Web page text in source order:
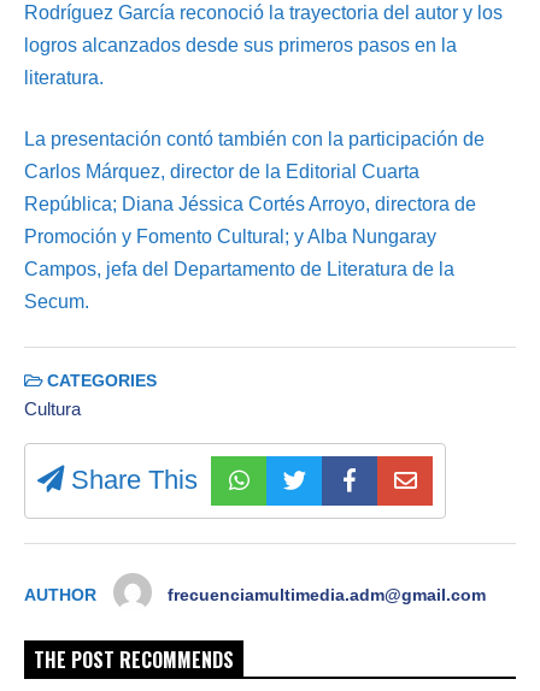
Rodríguez García reconoció la trayectoria del autor y los
logros alcanzados desde sus primeros pasos en la
literatura.
La presentación contó también con la participación de
Carlos Márquez, director de la Editorial Cuarta
República; Diana Jéssica Cortés Arroyo, directora de
Promoción y Fomento Cultural; y Alba Nungaray
Campos, jefa del Departamento de Literatura de la
Secum.
CATEGORIES
Cultura
Share This
AUTHOR frecuenciamultimedia.adm@gmail.com
THE POST RECOMMENDS